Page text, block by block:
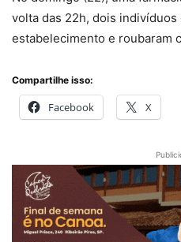
volta das 22h, dois indivíduos
estabelecimento e roubaram
Compartilhe isso:
Facebook X